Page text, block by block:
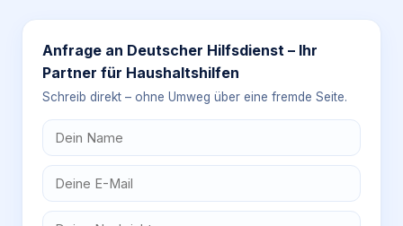
Anfrage an Deutscher Hilfsdienst – Ihr
Partner für Haushaltshilfen
Schreib direkt – ohne Umweg über eine fremde Seite.